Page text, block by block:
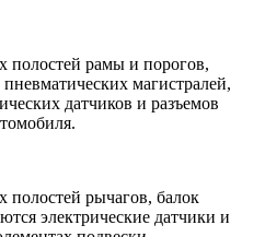
полостей рамы и порогов,
магистралей,
датчиков и разъемов
полостей рычагов, балок
электрические датчики и